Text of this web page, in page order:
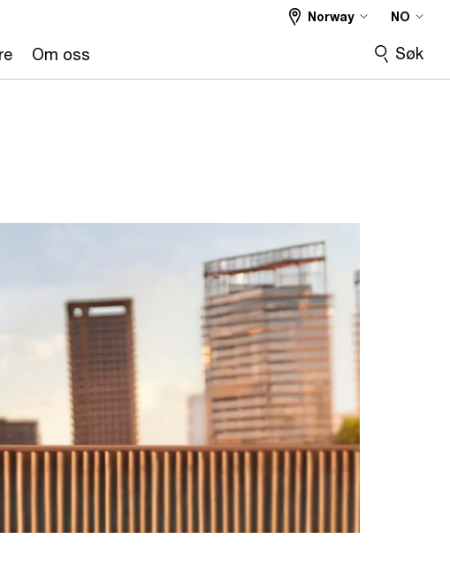
Om oss
Norway NO
Søk